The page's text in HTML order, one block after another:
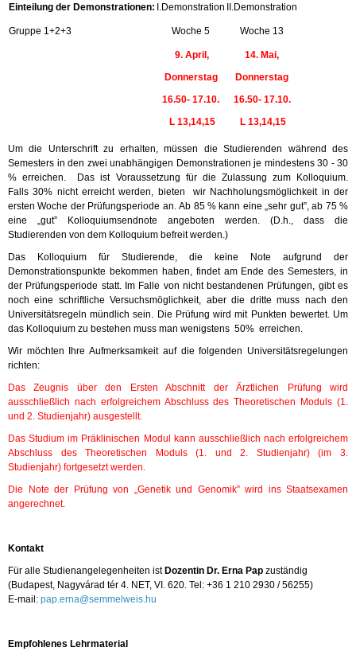
Einteilung der Demonstrationen: I.Demonstration II.Demonstration
Gruppe 1+2+3 Woche 5 Woche 13
9. April,
Donnerstag
16.50- 17.10.
L 13,14,15
14. Mai,
Donnerstag
16.50- 17.10.
L 13,14,15
Um die Unterschrift zu erhalten, müssen die Studierenden während des
Semesters in den zwei unabhängigen Demonstrationen je mindestens 30 - 30
% erreichen. Das ist Voraussetzung für die Zulassung zum Kolloquium.
Falls 30% nicht erreicht werden, bieten wir Nachholungsmöglichkeit in der
ersten Woche der Prüfungsperiode an. Ab 85 % kann eine „sehr gut”, ab 75 %
eine „gut” Kolloquiumsendnote angeboten werden. (D.h., dass die
Studierenden von dem Kolloquium befreit werden.)
Das Kolloquium für Studierende, die keine Note aufgrund der
Demonstrationspunkte bekommen haben, findet am Ende des Semesters, in
der Prüfungsperiode statt. Im Falle von nicht bestandenen Prüfungen, gibt es
noch eine schriftliche Versuchsmöglichkeit, aber die dritte muss nach den
Universitätsregeln mündlich sein. Die Prüfung wird mit Punkten bewertet. Um
das Kolloquium zu bestehen muss man wenigstens 50% erreichen.
Wir möchten Ihre Aufmerksamkeit auf die folgenden Universitätsregelungen
richten:
Das Zeugnis über den Ersten Abschnitt der Ärztlichen Prüfung wird
ausschließlich nach erfolgreichem Abschluss des Theoretischen Moduls (1.
und 2. Studienjahr) ausgestellt.
Das Studium im Präklinischen Modul kann ausschließlich nach erfolgreichem
Abschluss des Theoretischen Moduls (1. und 2. Studienjahr) (im 3.
Studienjahr) fortgesetzt werden.
Die Note der Prüfung von „Genetik und Genomik” wird ins Staatsexamen
angerechnet.
Kontakt
Für alle Studienangelegenheiten istDozentin Dr. Erna Pap zuständig
(Budapest, Nagyvárad tér 4. NET, VI. 620. Tel: +36 1 210 2930 / 56255)
E-mail: pap.erna@semmelweis.hu
Empfohlenes Lehrmaterial